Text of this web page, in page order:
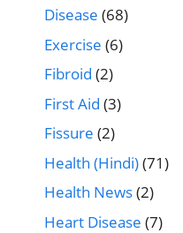
Disease (68)
Exercise (6)
Fibroid (2)
First Aid (3)
Fissure (2)
Health (Hindi)(71)
Health News(2)
Heart Disease (7)